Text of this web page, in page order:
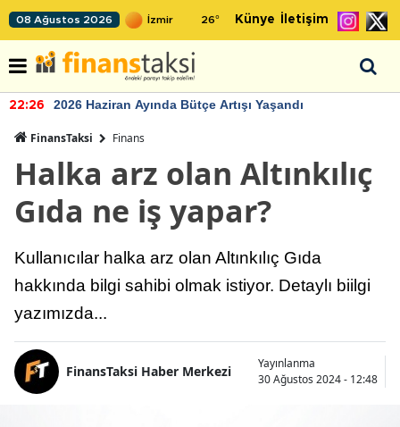
08 Ağustos 2026 26° Künye İletişim
22:26 2026 Haziran Ayında Bütçe Artışı Yaşandı
FinansTaksi Finans
Halka arz olan Altınkılıç
Gıda ne iş yapar?
Kullanıcılar halka arz olan Altınkılıç Gıda
hakkında bilgi sahibi olmak istiyor. Detaylı biilgi
yazımızda...
FinansTaksi Haber Merkezi
Yayınlanma
30 Ağustos 2024 - 12:48